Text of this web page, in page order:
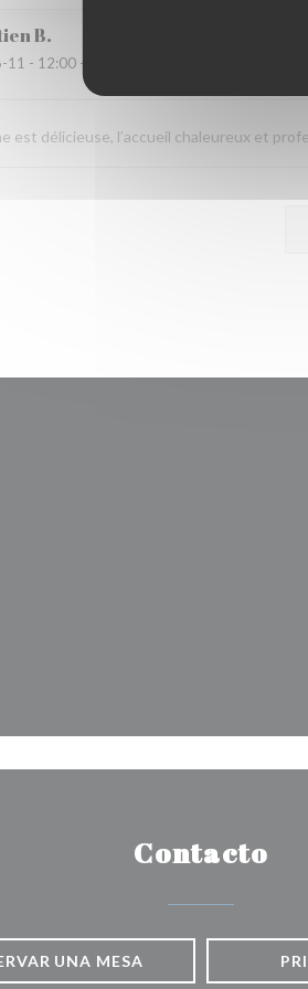
B
11 - 12:00 - Invitados 2
est délicieuse, l’accueil chaleureux et
Contacto
UNA MESA